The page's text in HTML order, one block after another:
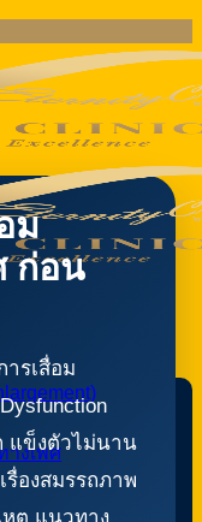
งเพศ
ม
ก่อน
รเสื่อม
แข็งตัวไม่นาน
องสมรรถภาพ